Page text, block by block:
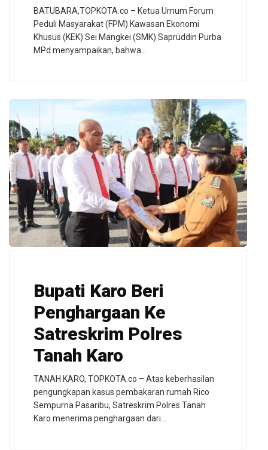
BATUBARA,TOPKOTA.co – Ketua Umum Forum
Peduli Masyarakat (FPM) Kawasan Ekonomi
Khusus (KEK) Sei Mangkei (SMK) Sapruddin Purba
MPd menyampaikan, bahwa…
Bupati Karo Beri
Penghargaan Ke
Satreskrim Polres
Tanah Karo
TANAH KARO, TOPKOTA.co – Atas keberhasilan
pengungkapan kasus pembakaran rumah Rico
Sempurna Pasaribu, Satreskrim Polres Tanah
Karo menerima penghargaan dari…